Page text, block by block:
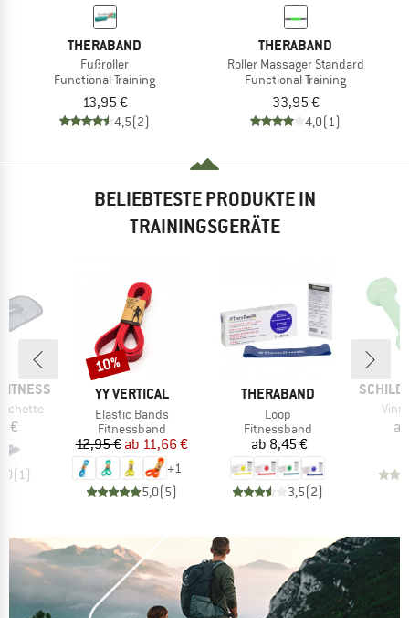
THERABAND
Fußroller
Functional Training
13,95 €
4,5(2)
THERABAND
Roller Massager Standard
Functional Training
33,95 €
4,0(1)
BELIEBTESTE PRODUKTE IN
TRAININGSGERÄTE
€
(1)
MARKE
YY VERTICAL
Artikel
Elastic Bands
Produktgruppe
Fitnessband
Preis
12,95 € reduzierter Preis
ab 11,66 €
+1
5,0(5)
Rabatt
10%
MARKE
THERABAND
Artikel
Loop
Produktgruppe
Fitnessband
Preis
ab 8,45 €
3,5(2)
MARKE
ab